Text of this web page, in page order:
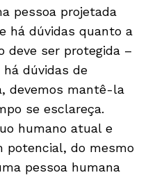
pessoa projetada
há dúvidas quanto a
deve ser protegida –
há dúvidas de
devemos mantê-la
se esclareça.
humano atual e
potencial, do mesmo
pessoa humana